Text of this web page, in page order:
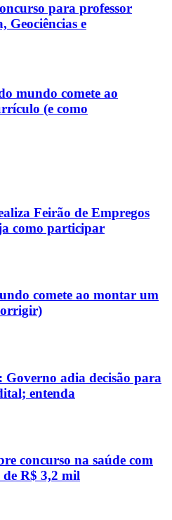
para professor
Geociências e
mundo comete ao
(e como
Feirão de Empregos
como participar
comete ao montar um
Governo adia decisão para
entenda
concurso na saúde com
de R$ 3,2 mil